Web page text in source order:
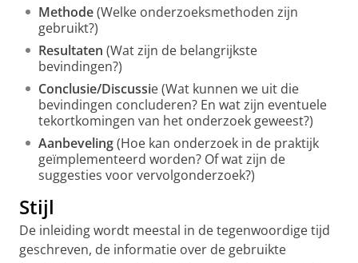
Methode(Welke onderzoeksmethoden zijn
gebruikt?)
Resultaten (Wat zijn de belangrijkste
bevindingen?)
Conclusie/Discussie (Wat kunnen we uit die
bevindingen concluderen? En wat zijn eventuele
tekortkomingen van het onderzoek geweest?)
Aanbeveling(Hoe kan onderzoek in de praktijk
geïmplementeerd worden? Of wat zijn de
suggesties voor vervolgonderzoek?)
Stijl
De inleiding wordt meestal in de tegenwoordige tijd
geschreven, de informatie over de gebruikte